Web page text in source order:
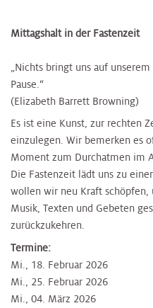
Mittagshalt in der Fastenzeit
​„Nichts bringt uns auf
Pause.“
(Elizabeth Barrett Browning)
Es ist eine Kunst, zur rechten
einzulegen. Wir bemerken es
Moment zum Durchatmen im
Die Fastenzeit lädt uns zu
wollen wir neu Kraft schöpfen,
Musik, Texten und Gebeten
zurückzukehren.
Termine:​
Mi., 18. Februar 2026
Mi., 25. Februar 2026
Mi., 04. März 2026